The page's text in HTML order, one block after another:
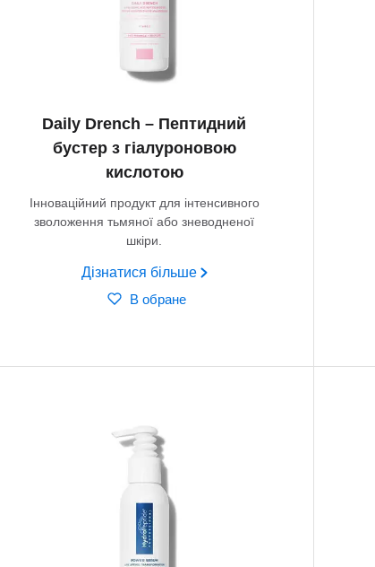
Daily Drench – Пептидний
бустер з гіалуроновою
кислотою
Інноваційний продукт для інтенсивного
зволоження тьмяної або зневодненої
шкіри.
Дізнатися більше
В обране